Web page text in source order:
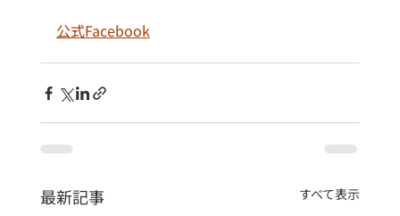
公式Facebook
最新記事 すべて表示